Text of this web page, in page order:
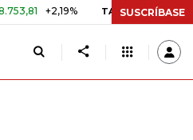
+2,19% TASA DE USURA CRÉDITO
SUSCRÍBASE